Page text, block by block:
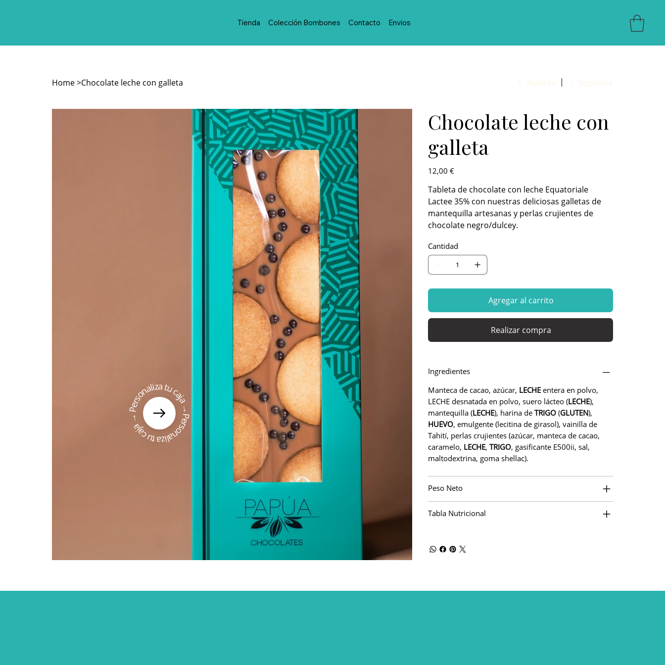
Tienda Colección Bombones Contacto Envios
Home>Chocolate leche con galleta Anterior Siguiente
Chocolate leche con
galleta
Precio
12,00 €
Tableta de chocolate con leche Equatoriale
Lactee 35% con nuestras deliciosas galletas de
mantequilla artesanas y perlas crujientes de
chocolate negro/dulcey.
Cantidad
Agregar al carrito
Realizar compra
Ingredientes
Manteca de cacao, azúcar, LECHE entera en polvo,
LECHE desnatada en polvo, suero lácteo (LECHE),
mantequilla (LECHE), harina de TRIGO (GLUTEN),
HUEVO, emulgente (lecitina de girasol), vainilla de
Tahití, perlas crujientes (azúcar, manteca de cacao,
caramelo, LECHE, TRIGO, gasificante E500ii, sal,
maltodextrina, goma shellac).
Peso Neto
Tabla Nutricional
Personaliza tu caja → Personaliza tu caja →